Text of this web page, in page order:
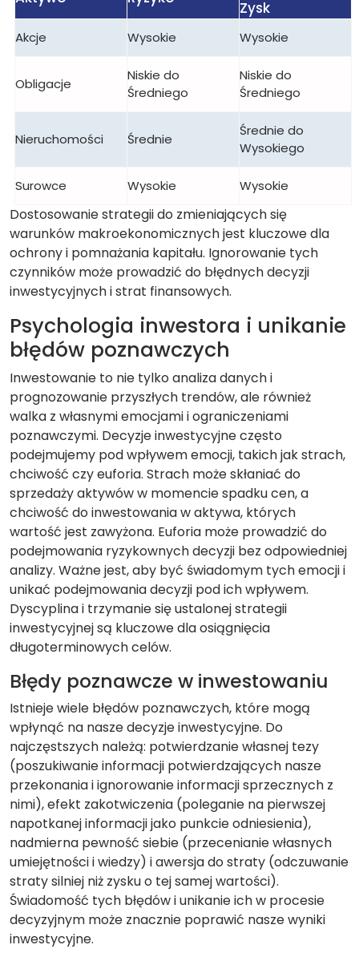
Zysk
Akcje Wysokie Wysokie
Obligacje
Niskie do
Średniego
Niskie do
Średniego
Nieruchomości Średnie
Średnie do
Wysokiego
Surowce Wysokie Wysokie
Dostosowanie strategii do zmieniających się
warunków makroekonomicznych jest kluczowe dla
ochrony i pomnażania kapitału. Ignorowanie tych
czynników może prowadzić do błędnych decyzji
inwestycyjnych i strat finansowych.
Psychologia inwestora i unikanie
błędów poznawczych
Inwestowanie to nie tylko analiza danych i
prognozowanie przyszłych trendów, ale również
walka z własnymi emocjami i ograniczeniami
poznawczymi. Decyzje inwestycyjne często
podejmujemy pod wpływem emocji, takich jak strach,
chciwość czy euforia. Strach może skłaniać do
sprzedaży aktywów w momencie spadku cen, a
chciwość do inwestowania w aktywa, których
wartość jest zawyżona. Euforia może prowadzić do
podejmowania ryzykownych decyzji bez odpowiedniej
analizy. Ważne jest, aby być świadomym tych emocji i
unikać podejmowania decyzji pod ich wpływem.
Dyscyplina i trzymanie się ustalonej strategii
inwestycyjnej są kluczowe dla osiągnięcia
długoterminowych celów.
Błędy poznawcze w inwestowaniu
Istnieje wiele błędów poznawczych, które mogą
wpłynąć na nasze decyzje inwestycyjne. Do
najczęstszych należą: potwierdzanie własnej tezy
(poszukiwanie informacji potwierdzających nasze
przekonania i ignorowanie informacji sprzecznych z
nimi), efekt zakotwiczenia (poleganie na pierwszej
napotkanej informacji jako punkcie odniesienia),
nadmierna pewność siebie (przecenianie własnych
umiejętności i wiedzy) i awersja do straty (odczuwanie
straty silniej niż zysku o tej samej wartości).
Świadomość tych błędów i unikanie ich w procesie
decyzyjnym może znacznie poprawić nasze wyniki
inwestycyjne.